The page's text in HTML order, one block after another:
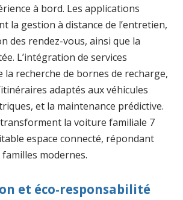
à bord. Les applications
la gestion à distance de l’entretien,
des rendez-vous, ainsi que la
L’intégration de services
la recherche de bornes de recharge,
adaptés aux véhicules
et la maintenance prédictive.
la voiture familiale 7
espace connecté, répondant
modernes.
et éco-responsabilité